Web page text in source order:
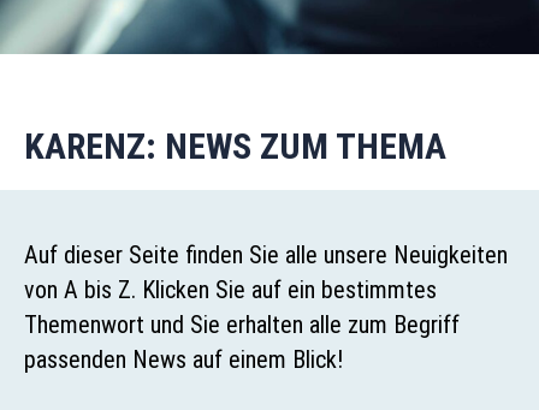
KARENZ: NEWS ZUM THEMA
Auf dieser Seite finden Sie alle unsere Neuigkeiten
von A bis Z. Klicken Sie auf ein bestimmtes
Themenwort und Sie erhalten alle zum Begriff
passenden News auf einem Blick!